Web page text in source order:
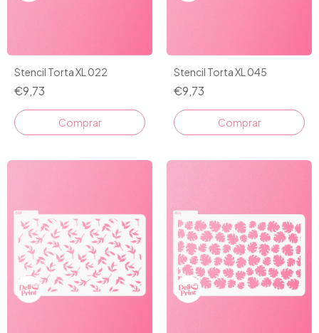
Stencil Torta XL 022
€9,73
Stencil Torta XL 045
€9,73